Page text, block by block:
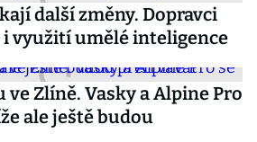
další změny. Dopravci
využití umělé inteligence
ve Zlíně. Vasky a Alpine Pro
ale ještě budou